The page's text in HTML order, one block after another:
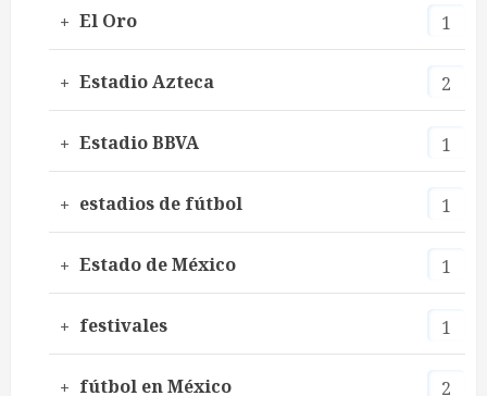
El Oro 1
Estadio Azteca 2
Estadio BBVA 1
estadios de fútbol 1
Estado de México 1
festivales 1
fútbol en México 2